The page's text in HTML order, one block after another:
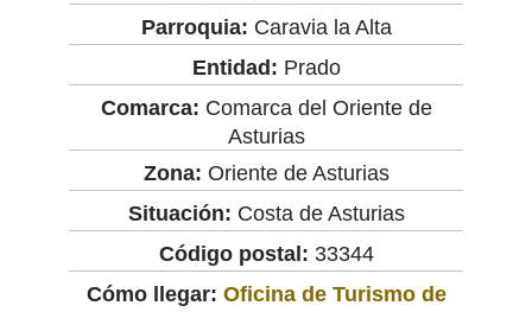
Parroquia: Caravia la Alta
Entidad: Prado
Comarca: Comarca del Oriente de
Asturias
Zona: Oriente de Asturias
Situación: Costa de Asturias
Código postal: 33344
Cómo llegar: Oficina de Turismo de